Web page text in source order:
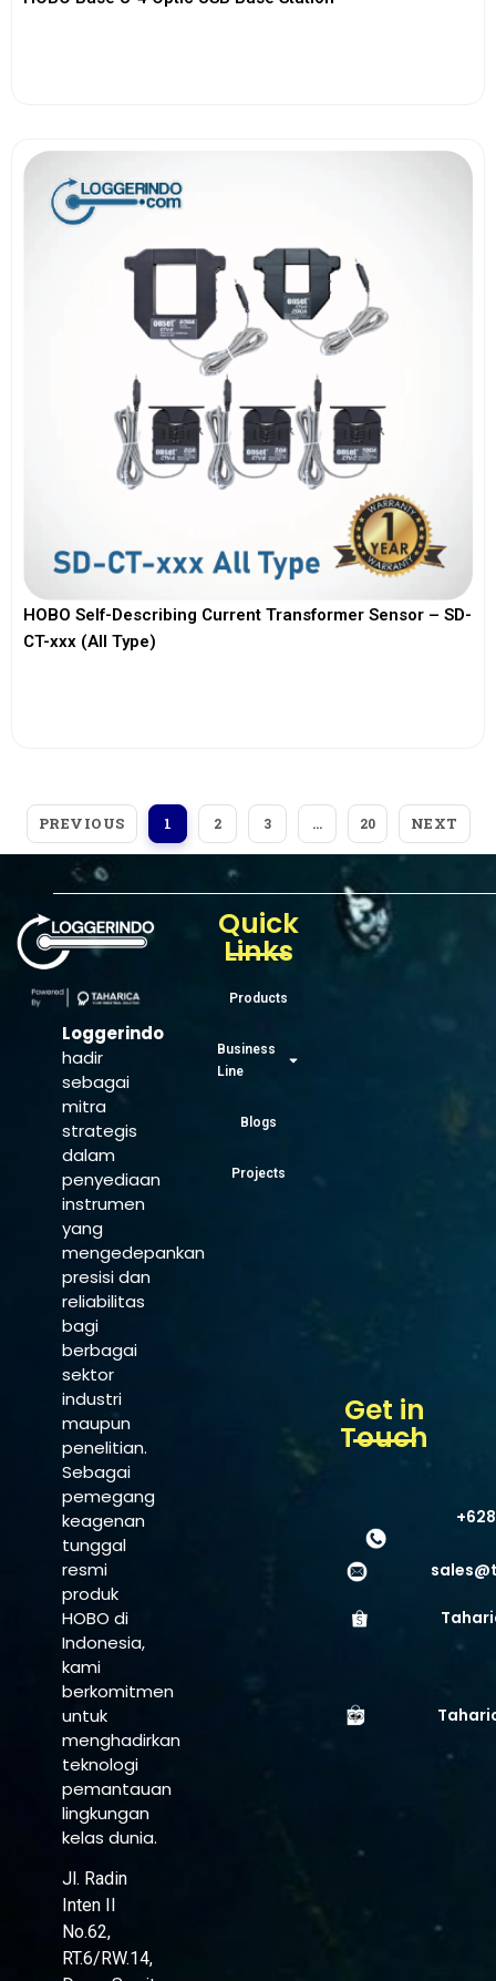
HOBO Self-Describing Current Transformer Sensor – SD-
CT-xxx (All Type)
PREVIOUS 1 2 3 … 20 NEXT
Loggerindo
hadir
sebagai
mitra
strategis
dalam
penyediaan
instrumen
yang
mengedepankan
presisi dan
reliabilitas
bagi
berbagai
sektor
industri
maupun
penelitian.
Sebagai
pemegang
keagenan
tunggal
resmi
produk
HOBO di
Indonesia,
kami
berkomitmen
untuk
menghadirkan
teknologi
pemantauan
lingkungan
kelas dunia.
Jl. Radin
Inten II
No.62,
RT.6/RW.14,
Quick
Links
Products
Business
Line
Blogs
Projects
Get in
Touch